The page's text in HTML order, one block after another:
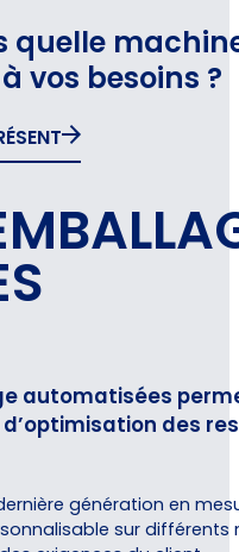
quelle
vos besoins ?
automatisées
des
génération en
sur différents